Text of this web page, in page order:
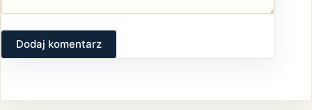
Dodaj komentarz